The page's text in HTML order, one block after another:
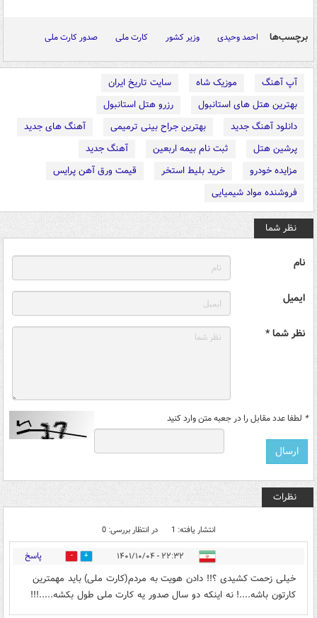
برچسب‌ها احمد وحیدی وزیر کشور کارت ملی صدور کارت ملی
آپ آهنگ موزیک شاه
سایت تاریخ ایران
بهترین هتل های استانبول
رزرو هتل استانبول
دانلود آهنگ جدید
بهترین جراح بینی ترمیمی
آهنگ های جدید
پرشین هتل
ثبت نام بیمه اربعین
آهنگ جدید
مزایده خودرو
خرید بلیط استخر
قیمت ورق آهن پرایس
فروشنده مواد شیمیایی
نظر شما
نام
ایمیل
نظر شما *
* لطفا عدد مقابل را در جعبه متن وارد کنید
نظرات
انتشار یافته: 1 در انتظار بررسی: 0
۲۲:۳۲ - ۱۴۰۱/۱۰/۰۴ 0 پاسخ
خیلی زحمت کشیدی ؟!! دادن هویت به مردم(کارت ملی) باید مهمترین
کارتون باشه....! نه اینکه دو سال صدور یه کارت ملی طول بکشه.....!!!